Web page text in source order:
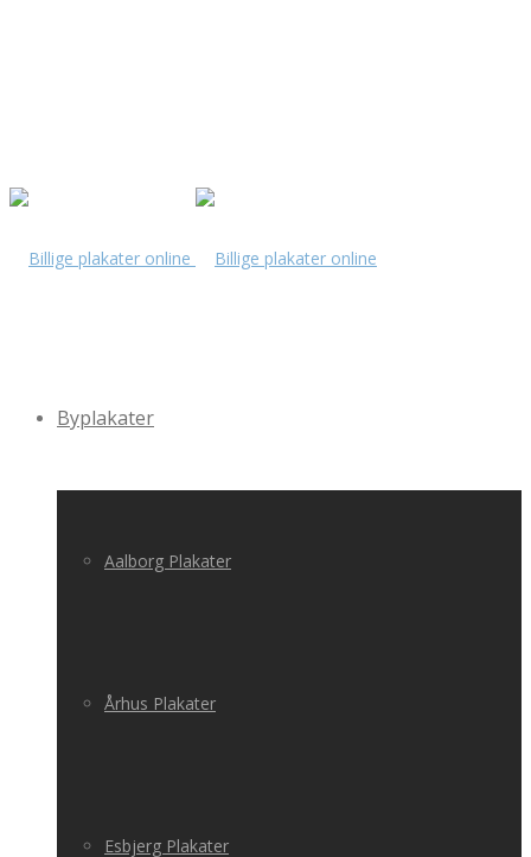
Byplakater
Aalborg Plakater
Århus Plakater
Esbjerg Plakater